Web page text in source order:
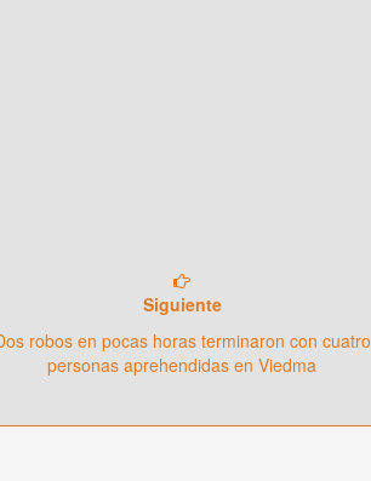
Siguiente
robos en pocas horas terminaron con cuatro
personas aprehendidas en Viedma